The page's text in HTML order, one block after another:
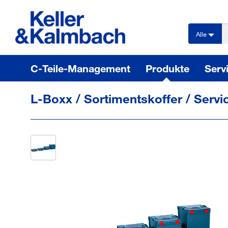
Alle
C-Teile-Management Produkte
L-Boxx / Sortimentskoffer /